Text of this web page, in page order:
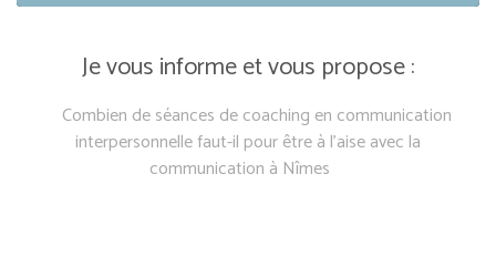
Je vous informe et vous propose :
Combien de séances de coaching en communication
interpersonnelle faut-il pour être à l’aise avec la
communication à Nîmes